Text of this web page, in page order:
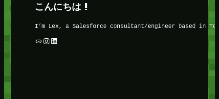
こんにちは !
I’m Lex, a Salesforce consultant/engineer based in
リンク Instagram LinkedIn